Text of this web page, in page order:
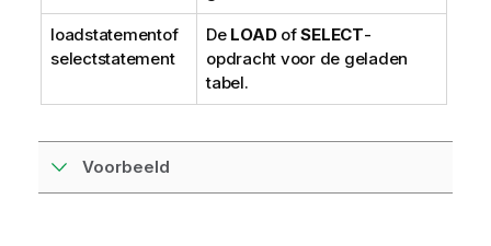
loadstatementof
selectstatement
De LOADofSELECT-
opdracht voor de geladen
tabel.
Voorbeeld